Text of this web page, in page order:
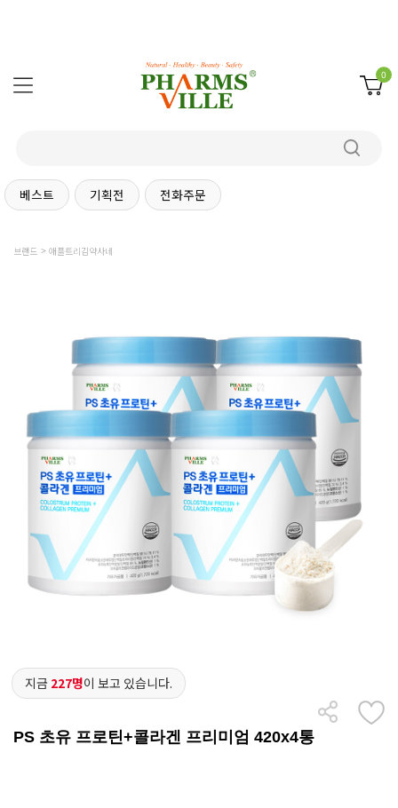
0
베스트 기획전 전화주문
브랜드 애플트리김약사네
지금 227명이 보고 있습니다.
PS 초유 프로틴+콜라겐 프리미엄 420x4통